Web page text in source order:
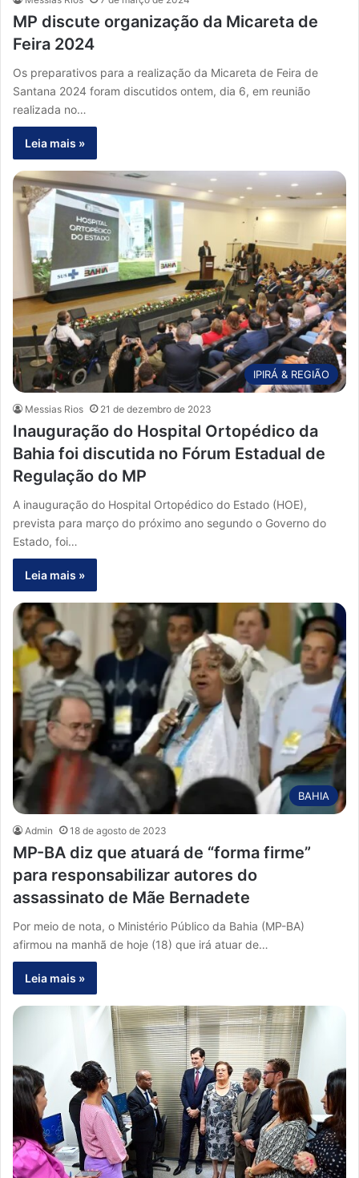
MP discute organização da Micareta de
Feira 2024
Os preparativos para a realização da Micareta de Feira de
Santana 2024 foram discutidos ontem, dia 6, em reunião
realizada no…
Leia mais »
IPIRÁ & REGIÃO
Messias Rios 21 de dezembro de 2023
Inauguração do Hospital Ortopédico da
Bahia foi discutida no Fórum Estadual de
Regulação do MP
A inauguração do Hospital Ortopédico do Estado (HOE),
prevista para março do próximo ano segundo o Governo do
Estado, foi…
Leia mais »
BAHIA
Admin 18 de agosto de 2023
MP-BA diz que atuará de “forma firme”
para responsabilizar autores do
assassinato de Mãe Bernadete
Por meio de nota, o Ministério Público da Bahia (MP-BA)
afirmou na manhã de hoje (18) que irá atuar de…
Leia mais »